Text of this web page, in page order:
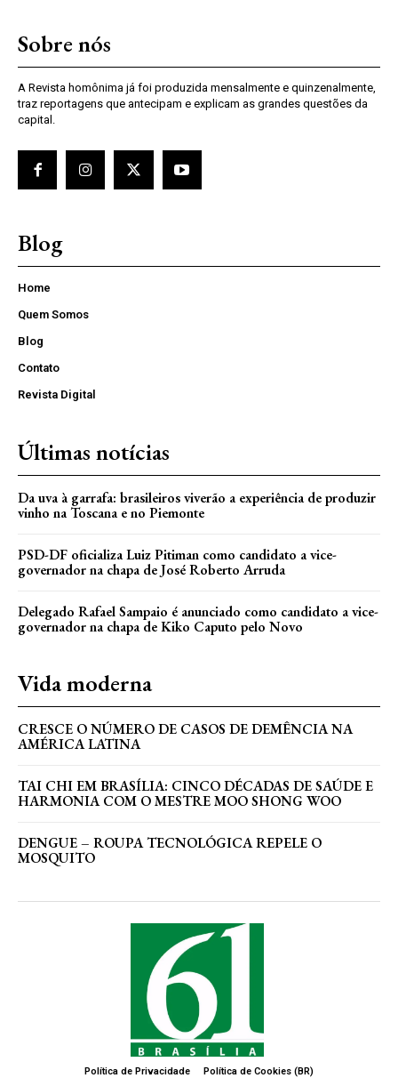
Sobre nós
A Revista homônima já foi produzida mensalmente e quinzenalmente,
traz reportagens que antecipam e explicam as grandes questões da
capital.
Blog
Home
Quem Somos
Blog
Contato
Revista Digital
Últimas notícias
Da uva à garrafa: brasileiros viverão a experiência de produzir
vinho na Toscana e no Piemonte
PSD-DF oficializa Luiz Pitiman como candidato a vice-
governador na chapa de José Roberto Arruda
Delegado Rafael Sampaio é anunciado como candidato a vice-
governador na chapa de Kiko Caputo pelo Novo
Vida moderna
CRESCE O NÚMERO DE CASOS DE DEMÊNCIA NA
AMÉRICA LATINA
TAI CHI EM BRASÍLIA: CINCO DÉCADAS DE SAÚDE E
HARMONIA COM O MESTRE MOO SHONG WOO
DENGUE – ROUPA TECNOLÓGICA REPELE O
MOSQUITO
Política de Privacidade Política de Cookies (BR)